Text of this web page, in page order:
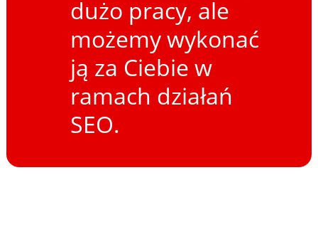
dużo pracy, ale
możemy wykonać
ją za Ciebie w
ramach działań
SEO.